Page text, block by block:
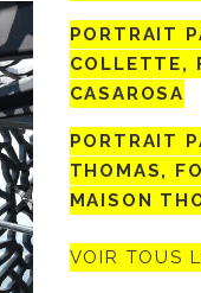
PORTRAIT
COLLETTE,
CASAROSA
PORTRAIT
THOMAS,
MAISON
VOIR TOUS